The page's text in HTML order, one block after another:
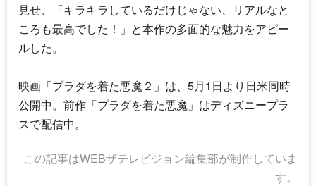
見せ、「キラキラしているだけじゃない、リアルなと
ころも最高でした！」と本作の多面的な魅力をアピー
ルした。
映画「プラダを着た悪魔２」は、5月1日より日米同時
公開中。前作「プラダを着た悪魔 」はディズニープラ
スで配信中。
この記事はWEBザテレビジョン編集部が制作していま
す。